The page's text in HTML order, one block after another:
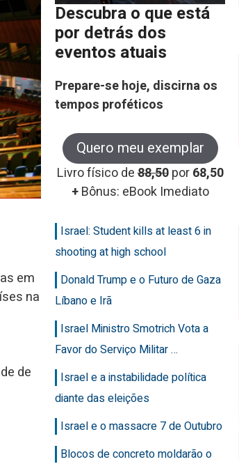
em
na
de
Descubra o que está
por detrás dos
eventos atuais
Prepare-se hoje, discirna os
tempos proféticos
Quero meu exemplar
Livro físico de88,50 por68,50
+Bônus: eBook Imediato
Israel: Student kills at least 6 in
shooting at high school
Donald Trump e o Futuro de Gaza
Líbano e Irã
Israel Ministro Smotrich Vota a
Favor do Serviço Militar …
Israel e a instabilidade política
diante das eleições
Israel e o massacre 7 de Outubro
Blocos de concreto moldarão o